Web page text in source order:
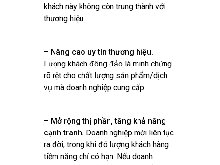
khách này không còn trung thành với
thương hiệu.
– Nâng cao uy tín thương hiệu.
Lượng khách đông đảo là minh chứng
rõ rệt cho chất lượng sản phẩm/dịch
vụ mà doanh nghiệp cung cấp.
– Mở rộng thị phần, tăng khả năng
cạnh tranh. Doanh nghiệp mới liên tục
ra đời, trong khi đó lượng khách hàng
tiềm năng chỉ có hạn. Nếu doanh